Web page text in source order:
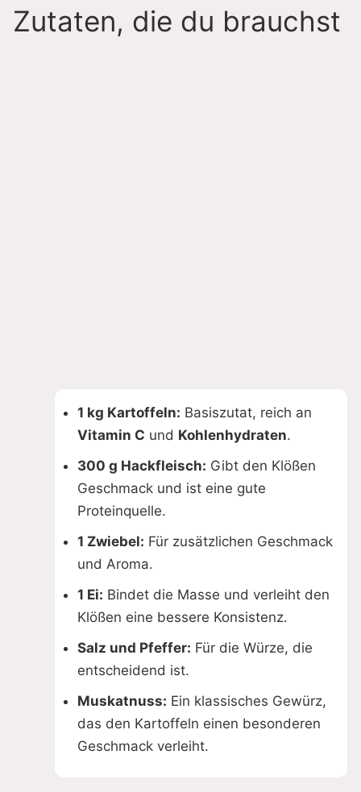
Zutaten, die du brauchst
1 kg Kartoffeln: Basiszutat, reich an
Vitamin C und Kohlenhydraten.
300 g Hackfleisch: Gibt den Klößen
Geschmack und ist eine gute
Proteinquelle.
1 Zwiebel: Für zusätzlichen Geschmack
und Aroma.
1 Ei: Bindet die Masse und verleiht den
Klößen eine bessere Konsistenz.
Salz und Pfeffer: Für die Würze, die
entscheidend ist.
Muskatnuss: Ein klassisches Gewürz,
das den Kartoffeln einen besonderen
Geschmack verleiht.